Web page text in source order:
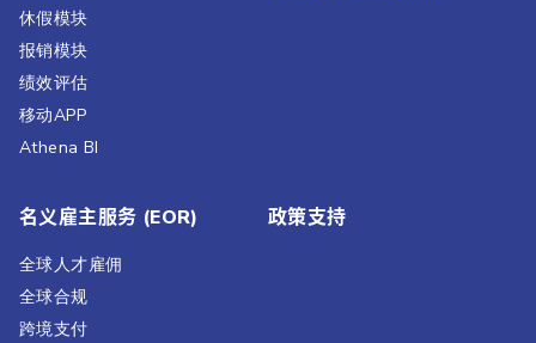
休假模块
报销模块
绩效评估​
移动APP
Athena BI
名义雇主服务 (EOR)
全球人才雇佣
全球合规
跨境支付
政策支持